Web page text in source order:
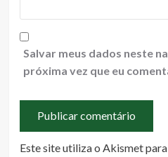
Salvar meus dados neste
próxima vez que eu
Este site utiliza o Akismet